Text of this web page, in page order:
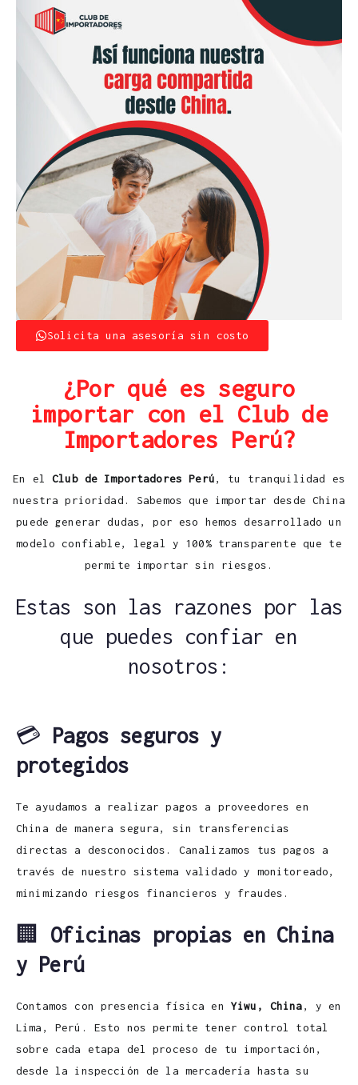
Solicita una asesoría sin costo
¿Por qué es seguro
importar con el Club de
Importadores Perú?
En elClub de Importadores Perú, tu tranquilidad es
nuestra prioridad. Sabemos que importar desde China
puede generar dudas, por eso hemos desarrollado un
modelo confiable, legal y 100% transparente que te
permite importar sin riesgos.
Estas son las razones por las
que puedes confiar en
nosotros:
💳 Pagos seguros y
protegidos
Te ayudamos a realizar pagos a proveedores en
China de manera segura, sin transferencias
directas a desconocidos. Canalizamos tus pagos a
través de nuestro sistema validado y monitoreado,
minimizando riesgos financieros y fraudes.
🏢 Oficinas propias en China
y Perú
Contamos con presencia física en Yiwu, China, y en
Lima, Perú. Esto nos permite tener control total
sobre cada etapa del proceso de tu importación,
desde la inspección de la mercadería hasta su